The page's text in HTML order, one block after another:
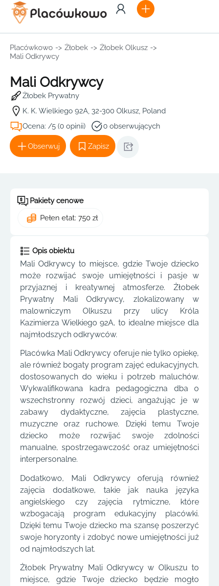
Placówkowo -> Żłobek -> Żłobek Olkusz ->
Mali Odkrywcy
Mali Odkrywcy
Żłobek Prywatny
K. K. Wielkiego 92A, 32-300 Olkusz, Poland
Ocena: /5 (0 opinii)
0 obserwujących
Obserwuj Zapisz
Pakiety cenowe
Pełen etat: 750 zł
Opis obiektu
Mali Odkrywcy to miejsce, gdzie Twoje dziecko
może rozwijać swoje umiejętności i pasje w
przyjaznej i kreatywnej atmosferze. Żłobek
Prywatny Mali Odkrywcy, zlokalizowany w
malowniczym Olkuszu przy ulicy Króla
Kazimierza Wielkiego 92A, to idealne miejsce dla
najmłodszych odkrywców.
Placówka Mali Odkrywcy oferuje nie tylko opiekę,
ale również bogaty program zajęć edukacyjnych,
dostosowanych do wieku i potrzeb maluchów.
Wykwalifikowana kadra pedagogiczna dba o
wszechstronny rozwój dzieci, angażując je w
zabawy dydaktyczne, zajęcia plastyczne,
muzyczne oraz ruchowe. Dzięki temu Twoje
dziecko może rozwijać swoje zdolności
manualne, spostrzegawczość oraz umiejętności
interpersonalne.
Dodatkowo, Mali Odkrywcy oferują również
zajęcia dodatkowe, takie jak nauka języka
angielskiego czy zajęcia rytmiczne, które
wzbogacają program edukacyjny placówki.
Dzięki temu Twoje dziecko ma szansę poszerzyć
swoje horyzonty i zdobyć nowe umiejętności już
od najmłodszych lat.
Żłobek Prywatny Mali Odkrywcy w Olkuszu to
miejsce, gdzie Twoje dziecko będzie mogło